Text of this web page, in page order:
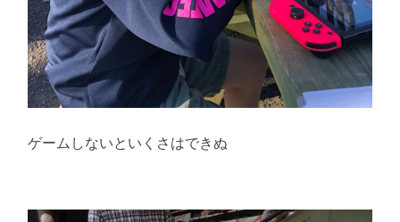
ゲームしないといくさはできぬ